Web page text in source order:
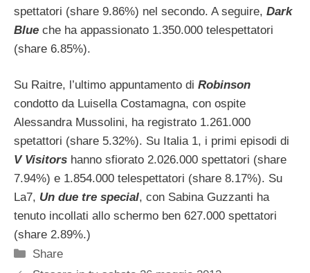
spettatori (share 9.86%) nel secondo. A seguire, Dark
Blue che ha appassionato 1.350.000 telespettatori
(share 6.85%).
Su Raitre, l’ultimo appuntamento di Robinson
condotto da Luisella Costamagna, con ospite
Alessandra Mussolini, ha registrato 1.261.000
spetattori (share 5.32%). Su Italia 1, i primi episodi di
V Visitors hanno sfiorato 2.026.000 spettatori (share
7.94%) e 1.854.000 telespettatori (share 8.17%). Su
La7, Un due tre special, con Sabina Guzzanti ha
tenuto incollati allo schermo ben 627.000 spettatori
(share 2.89%.)
Categorie
Share